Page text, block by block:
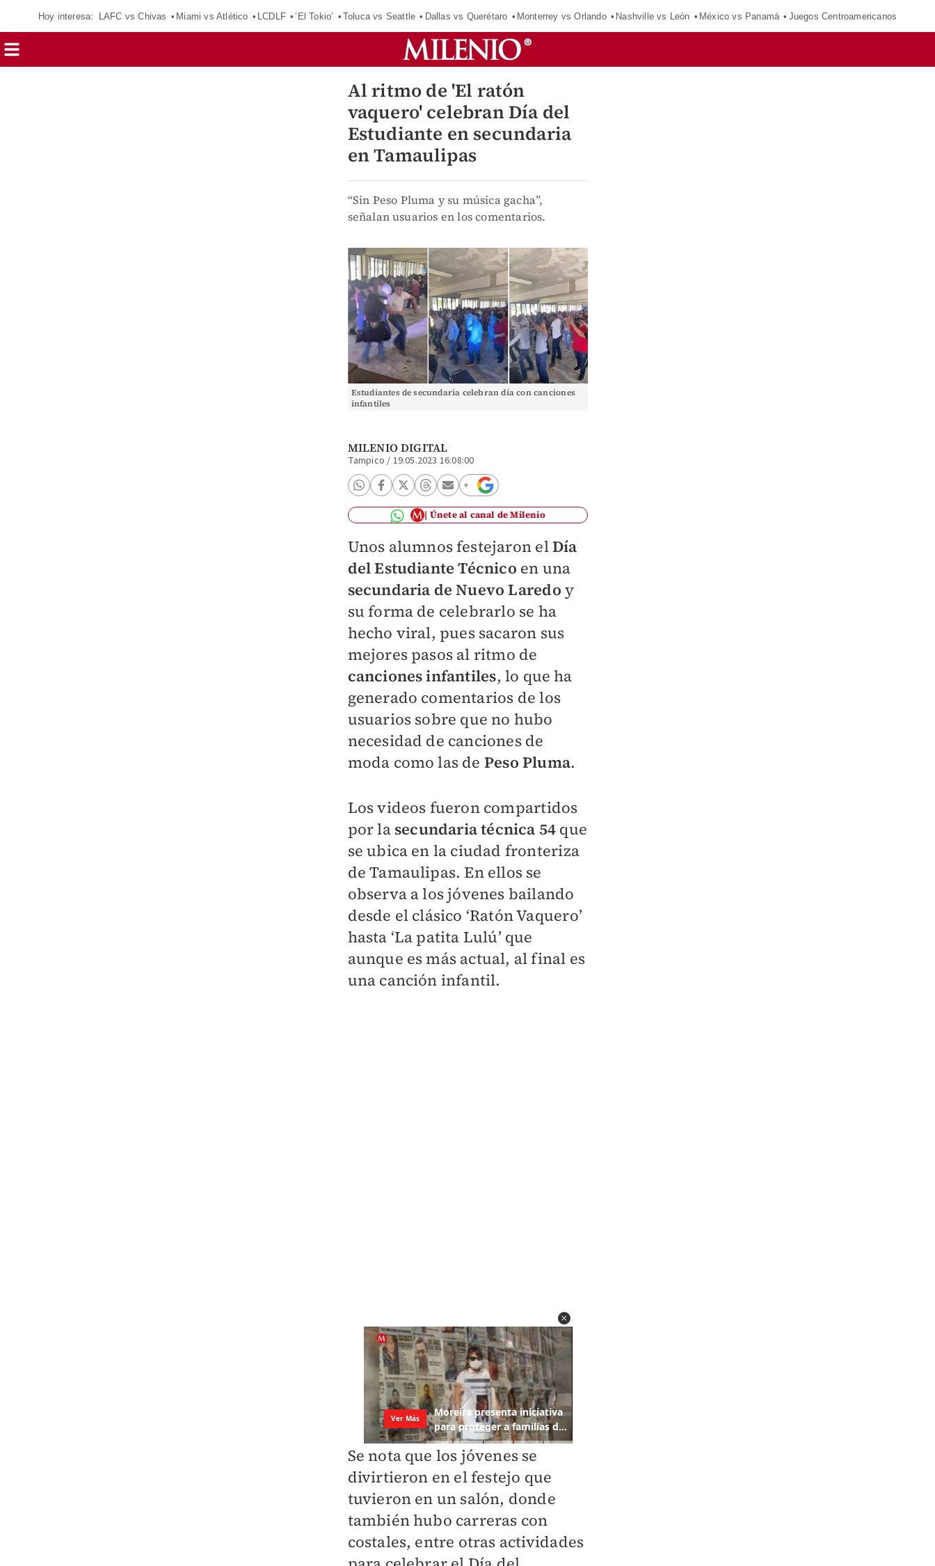
Hoy interesa: LAFC vs Chivas Miami vs Atlético LCDLF ‘El Tokio’ Toluca vs Seattle Dallas vs Querétaro Monterrey vs Orlando Nashville vs León México vs Panamá Juegos Centroamericanos
Al ritmo de 'El ratón
vaquero' celebran Día del
Estudiante en secundaria
en Tamaulipas
“Sin Peso Pluma y su música gacha”,
señalan usuarios en los comentarios.
Estudiantes de secundaria celebran día con canciones
infantiles
MILENIO DIGITAL
Tampico / 19.05.2023 16:08:00
Únete al canal de Milenio
Unos alumnos festejaron elDía
del Estudiante Técnico en una
secundaria de Nuevo Laredo y
su forma de celebrarlo se ha
hecho viral, pues sacaron sus
mejores pasos al ritmo de
canciones infantiles, lo que ha
generado comentarios de los
usuarios sobre que no hubo
necesidad de canciones de
moda como las de Peso Pluma.
Los videos fueron compartidos
por la secundaria técnica 54 que
se ubica en la ciudad fronteriza
de Tamaulipas. En ellos se
observa a los jóvenes bailando
desde el clásico ‘Ratón Vaquero’
hasta ‘La patita Lulú’ que
aunque es más actual, al final es
una canción infantil.
Se nota que los jóvenes se
divirtieron en el festejo que
tuvieron en un salón, donde
también hubo carreras con
costales, entre otras actividades